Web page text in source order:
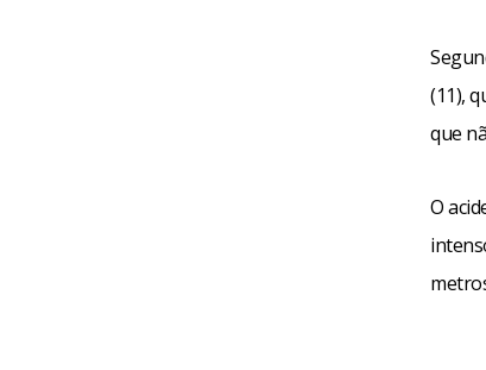
(11),
que
O